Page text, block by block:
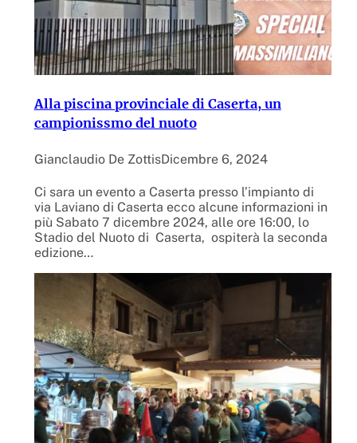
Alla piscina provinciale di Caserta, un
campionissmo del nuoto
Gianclaudio De ZottisDicembre 6, 2024
Ci sara un evento a Caserta presso l’impianto di
via Laviano di Caserta ecco alcune informazioni in
più Sabato 7 dicembre 2024, alle ore 16:00, lo
Stadio del Nuoto di Caserta, ospiterà la seconda
edizione…